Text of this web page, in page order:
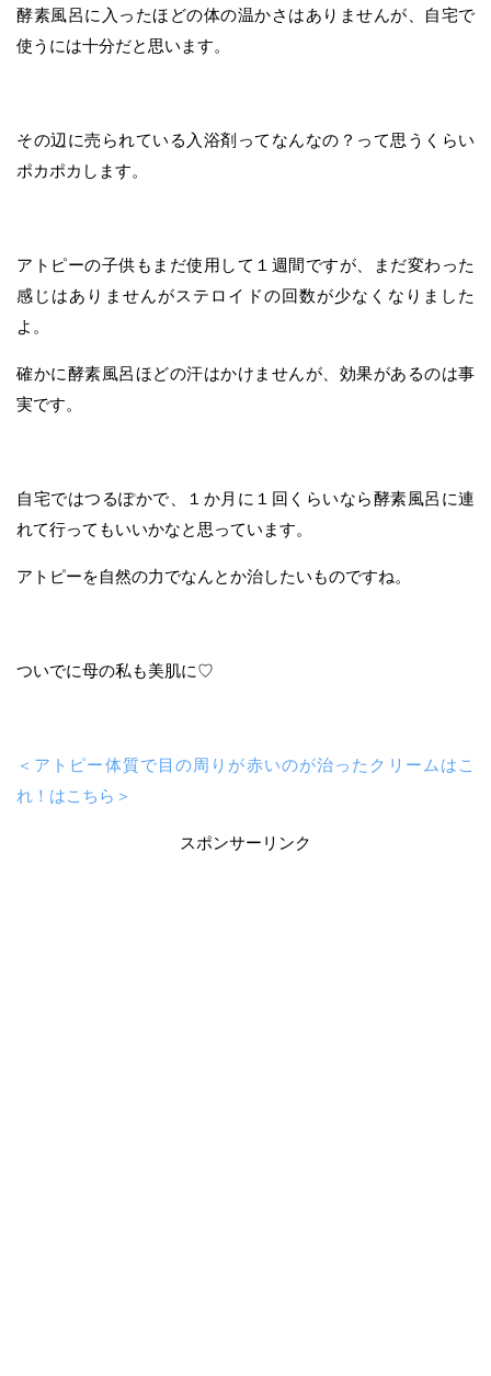
酵素風呂に入ったほどの体の温かさはありませんが、自宅で
使うには十分だと思います。
その辺に売られている入浴剤ってなんなの？って思うくらい
ポカポカします。
アトピーの子供もまだ使用して１週間ですが、まだ変わった
感じはありませんがステロイドの回数が少なくなりました
よ。
確かに酵素風呂ほどの汗はかけませんが、効果があるのは事
実です。
自宅ではつるぽかで、１か月に１回くらいなら酵素風呂に連
れて行ってもいいかなと思っています。
アトピーを自然の力でなんとか治したいものですね。
ついでに母の私も美肌に♡
＜アトピー体質で目の周りが赤いのが治ったクリームはこ
れ！はこちら＞
スポンサーリンク